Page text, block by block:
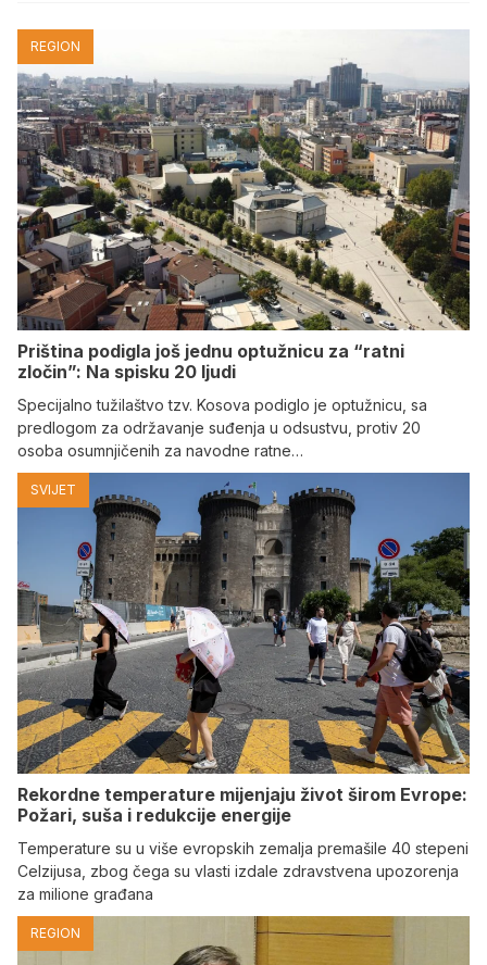
REGION
Priština podigla još jednu optužnicu za “ratni
zločin”: Na spisku 20 ljudi
Specijalno tužilaštvo tzv. Kosova podiglo je optužnicu, sa
predlogom za održavanje suđenja u odsustvu, protiv 20
osoba osumnjičenih za navodne ratne…
SVIJET
Rekordne temperature mijenjaju život širom Evrope:
Požari, suša i redukcije energije
Temperature su u više evropskih zemalja premašile 40 stepeni
Celzijusa, zbog čega su vlasti izdale zdravstvena upozorenja
za milione građana
REGION